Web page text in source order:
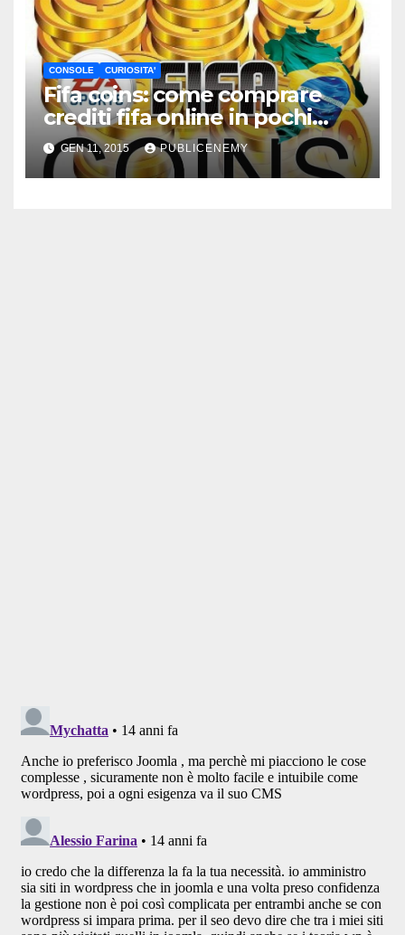
CONSOLE CURIOSITA'
Fifa coins: come comprare
crediti fifa online in pochi
minuti
GEN 11, 2015 PUBLICENEMY